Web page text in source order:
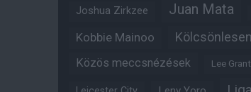
Joshua Zirkzee Juan Mata
Kobbie Mainoo Kölcsönlesen
Közös meccsnézések Lee Grant